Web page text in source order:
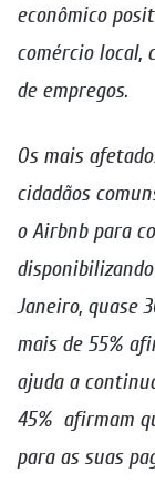
econômico
comércio local,
de empregos.
Os mais
cidadãos
o Airbnb para
Janeiro, quase
mais de 55%
ajuda a
45% afirmam
para as suas